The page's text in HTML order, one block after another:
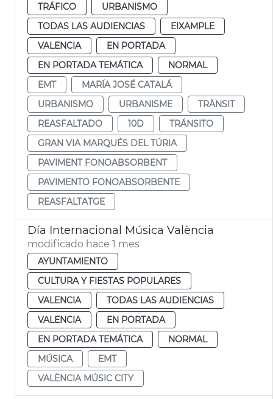
TRÁFICO
URBANISMO
TODAS LAS AUDIENCIAS
EIXAMPLE
VALENCIA
EN PORTADA
EN PORTADA TEMÁTICA
NORMAL
EMT
MARÍA JOSÉ CATALÁ
URBANISMO
URBANISME
TRÀNSIT
REASFALTADO
10D
TRÁNSITO
GRAN VIA MARQUÉS DEL TÚRIA
PAVIMENT FONOABSORBENT
PAVIMENTO FONOABSORBENTE
REASFALTATGE
Día Internacional Música València
modificado hace 1 mes
AYUNTAMIENTO
CULTURA Y FIESTAS POPULARES
VALENCIA
TODAS LAS AUDIENCIAS
VALENCIA
EN PORTADA
EN PORTADA TEMÁTICA
NORMAL
MÚSICA
EMT
VALÈNCIA MÚSIC CITY